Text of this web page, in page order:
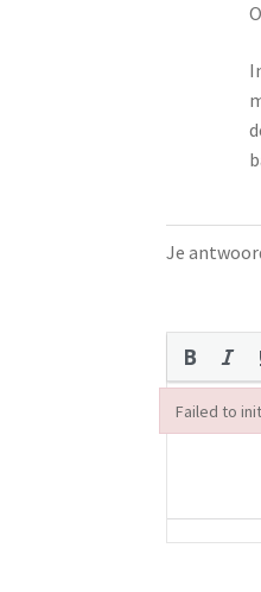
Je
Failed to
Failed to